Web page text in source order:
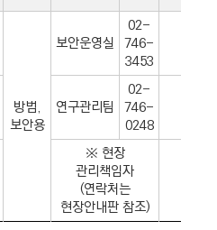
방범,
보안용
보안운영실
02-
746-
3453
연구관리팀
02-
746-
0248
※ 현장
관리책임자
(연락처는
현장안내판 참조)